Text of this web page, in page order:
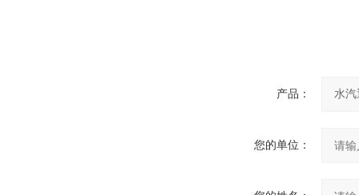
产品：
您的单位：